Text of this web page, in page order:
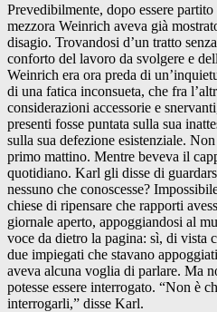
Prevedibilmente, dopo essere
mezzora Weinrich aveva già
disagio. Trovandosi d’un tratto
conforto del lavoro da svolgere e
Weinrich era ora preda di
di una fatica inconsueta, che fra
considerazioni accessorie e
presenti fosse puntata sulla sua
sulla sua defezione esistenziale.
primo mattino. Mentre beveva il
quotidiano. Karl gli disse di
nessuno che conoscesse?
chiese di ripensare che rapporti
giornale aperto, appoggiandosi al
voce da dietro la pagina: sì, di vista
due impiegati che stavano
aveva alcuna voglia di parlare. Ma
potesse essere interrogato. “Non è
interrogarli,” disse Karl.